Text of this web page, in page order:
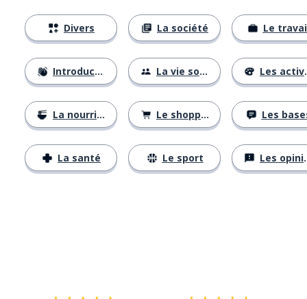
Divers
Introductions
La nourriture
La santé
La société
La vie sociale
Le shopping
Le sport
Le
Les activités
Les
Les opinions